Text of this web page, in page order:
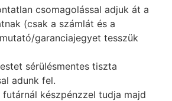
csomagolással adjuk át a
(csak a számlát és a
garanciajegyet tesszük
sérülésmentes tiszta
adunk fel.
készpénzzel tudja majd